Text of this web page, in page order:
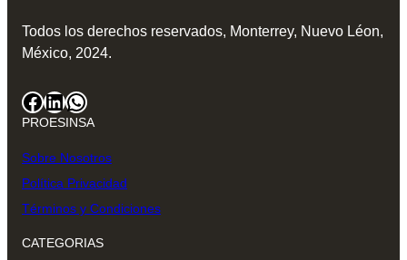
Todos los derechos reservados, Monterrey, Nuevo Léon,
México, 2024.
Facebook LinkedIn WhatsApp
PROESINSA
Sobre Nosotros
Política Privacidad
Términos y Condiciones
CATEGORIAS